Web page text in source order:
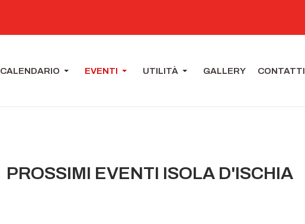
CALENDARIO EVENTI UTILITÀ GALLERY CONTATTI
PROSSIMI EVENTI ISOLA D'ISCHIA